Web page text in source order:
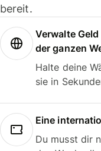
bereit.
Verwalte
der ganzen
Halte deine
sie in
Eine
Du musst dir